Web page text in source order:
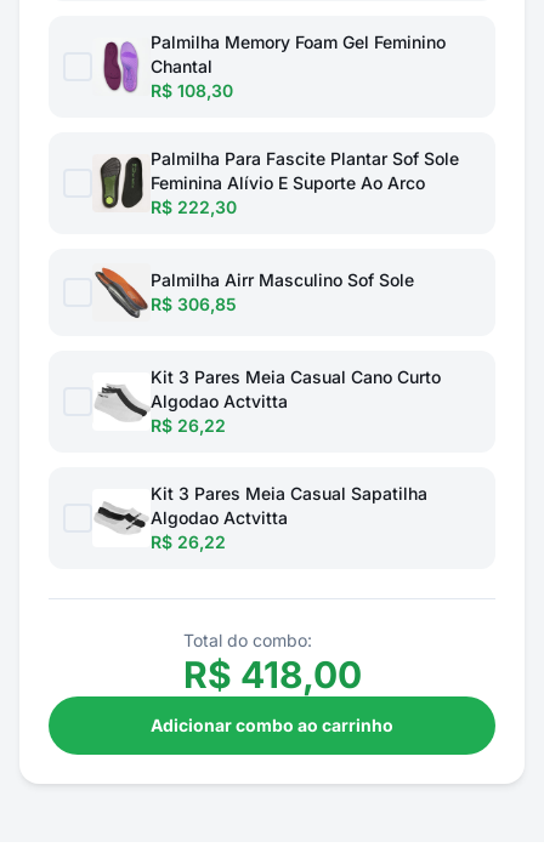
Palmilha Memory Foam Gel Feminino
Chantal
R$ 108,30
Palmilha Para Fascite Plantar Sof Sole
Feminina Alívio E Suporte Ao Arco
R$ 222,30
Palmilha Airr Masculino Sof Sole
R$ 306,85
Kit 3 Pares Meia Casual Cano Curto
Algodao Actvitta
R$ 26,22
Kit 3 Pares Meia Casual Sapatilha
Algodao Actvitta
R$ 26,22
Total do combo:
R$ 418,00
Adicionar combo ao carrinho